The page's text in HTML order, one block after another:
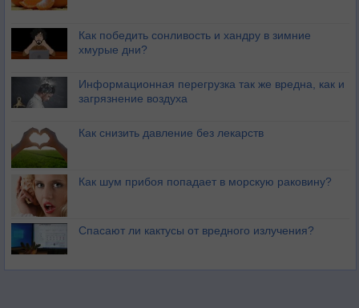
Как победить сонливость и хандру в зимние
хмурые дни?
Информационная перегрузка так же вредна, как и
загрязнение воздуха
Как снизить давление без лекарств
Как шум прибоя попадает в морскую раковину?
Спасают ли кактусы от вредного излучения?